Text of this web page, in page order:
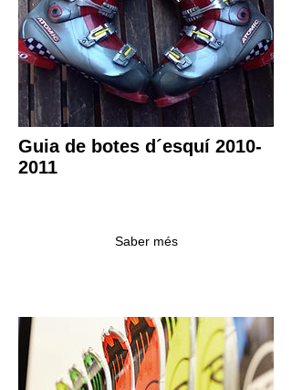
Guia de botes d´esquí 2010-
2011
Saber més